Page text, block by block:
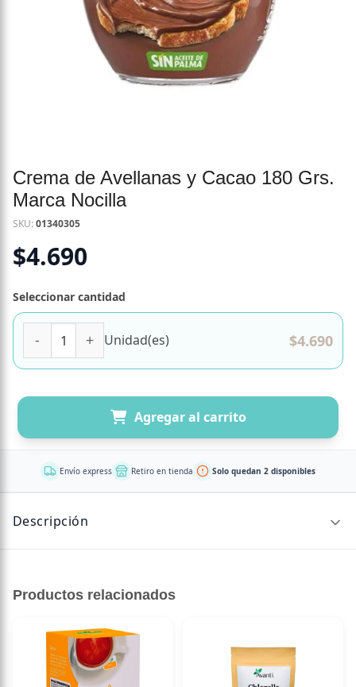
Crema de Avellanas y Cacao 180 Grs.
Marca Nocilla
SKU:01340305
$4.690
Seleccionar cantidad
Unidad(es) $4.690
Agregar al carrito
Envío express Retiro en tienda Solo quedan 2 disponibles
Descripción
Productos relacionados